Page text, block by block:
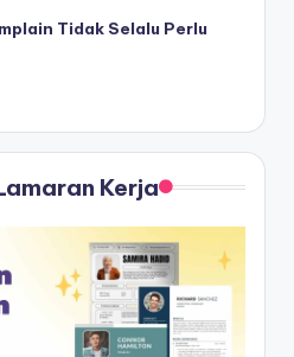
Tidak Selalu Perlu
Kerja